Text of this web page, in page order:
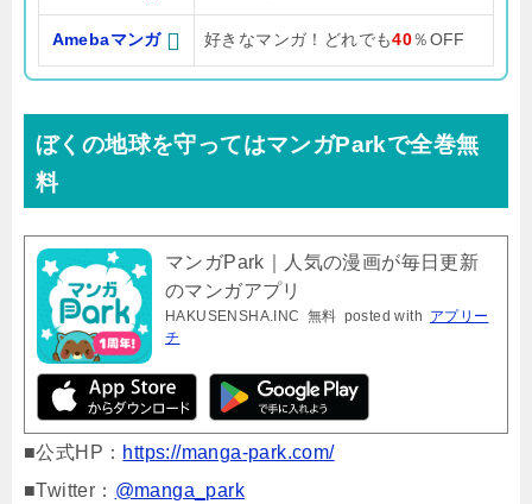
Amebaマンガ 好きなマンガ！どれでも40％OFF
ぼくの地球を守ってはマンガParkで全巻無
料
マンガPark｜人気の漫画が毎日更新
のマンガアプリ
HAKUSENSHA.INC 無料 posted with アプリー
チ
■公式HP： https://manga-park.com/
■Twitter： @manga_park